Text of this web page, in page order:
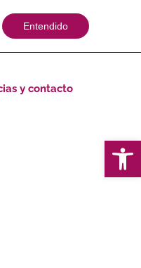
Mayores
y contacto
Entendido